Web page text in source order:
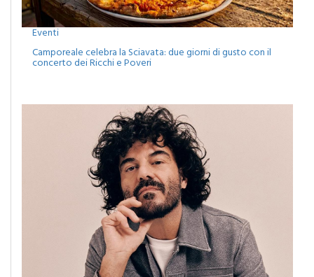
Eventi
Camporeale celebra la Sciavata: due giorni di gusto con il
concerto dei Ricchi e Poveri